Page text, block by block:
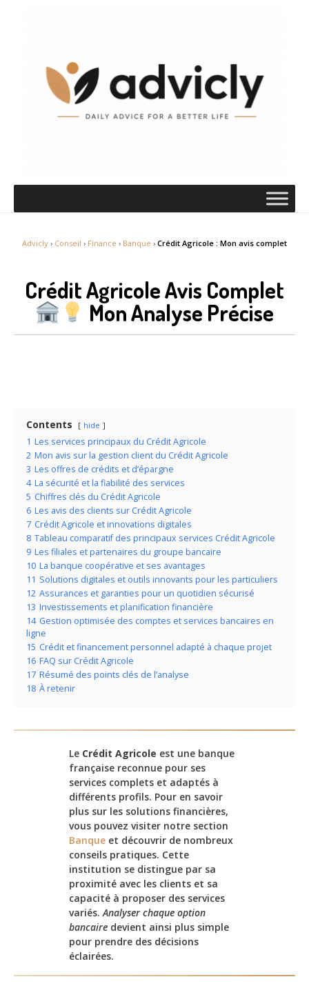
Advicly › Conseil › Finance › Banque › Crédit Agricole : Mon avis complet
Crédit Agricole Avis Complet
Mon Analyse Précise
Contents hide
1 Les services principaux du Crédit Agricole
2 Mon avis sur la gestion client du Crédit Agricole
3 Les offres de crédits et d’épargne
4 La sécurité et la fiabilité des services
5 Chiffres clés du Crédit Agricole
6 Les avis des clients sur Crédit Agricole
7 Crédit Agricole et innovations digitales
8 Tableau comparatif des principaux services Crédit Agricole
9 Les filiales et partenaires du groupe bancaire
10 La banque coopérative et ses avantages
11 Solutions digitales et outils innovants pour les particuliers
12 Assurances et garanties pour un quotidien sécurisé
13 Investissements et planification financière
14 Gestion optimisée des comptes et services bancaires en
ligne
15 Crédit et financement personnel adapté à chaque projet
16 FAQ sur Crédit Agricole
17 Résumé des points clés de l’analyse
18 À retenir
Le Crédit Agricole est une banque
française reconnue pour ses
services complets et adaptés à
différents profils. Pour en savoir
plus sur les solutions financières,
vous pouvez visiter notre section
Banque et découvrir de nombreux
conseils pratiques. Cette
institution se distingue par sa
proximité avec les clients et sa
capacité à proposer des services
variés.Analyser chaque option
bancaire devient ainsi plus simple
pour prendre des décisions
éclairées.